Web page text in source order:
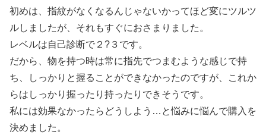
初めは、指紋がなくなるんじゃないかってほど変にツルツ
ルしましたが、それもすぐにおさまりました。
レベルは自己診断で２?３です。
だから、物を持つ時は常に指先でつまむような感じで持
ち、しっかりと握ることができなかったのですが、これか
らはしっかり握ったり持ったりできそうです。
私には効果なかったらどうしよう…と悩みに悩んで購入を
決めました。